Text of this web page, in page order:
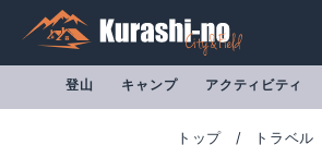
登山 キャンプ アクティビティ
トップ トラベル